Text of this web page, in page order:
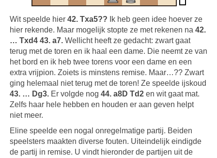
Wit speelde hier 42. Txa5?? Ik heb geen idee hoever ze
hier rekende. Maar mogelijk stopte ze met rekenen na 42.
… Txd4 43. a7. Wellicht heeft ze gedacht: zwart gaat
terug met de toren en ik haal een dame. Die neemt ze van
het bord en ik heb twee torens voor een dame en een
extra vrijpion. Zoiets is minstens remise. Maar…?? Zwart
ging helemaal niet terug met de toren! Ze speelde ijskoud
43. … Dg3. Er volgde nog 44. a8D Td2 en wit gaat mat.
Zelfs haar hele hebben en houden er aan geven helpt
niet meer.
Eline speelde een nogal onregelmatige partij. Beiden
speelsters maakten diverse fouten. Uiteindelijk eindigde
de partij in remise. U vindt hieronder de partijen uit de